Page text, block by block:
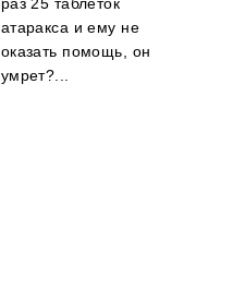
атаракса и ему не
оказать помощь, он
умрет?...